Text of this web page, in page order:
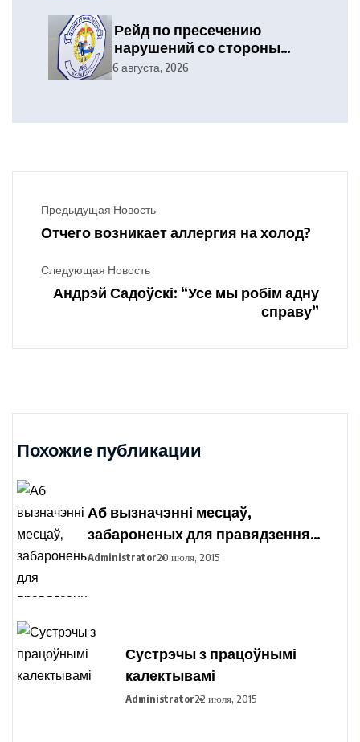
Рейд по пресечению
нарушений со стороны
уязвимых участников
6 августа, 2026
Предыдущая Новость
Отчего возникает аллергия на холод?
Следующая Новость
Андрэй Садоўскі: “Усе мы робім адну
справу”
Похожие публикации
Аб вызначэнні месцаў,
забароненых для правядзення
пікетавання з мэтай збору подпісаў
Administrator20 июля, 2015
Сустрэчы з працоўнымі
калектывамі
Administrator22 июля, 2015